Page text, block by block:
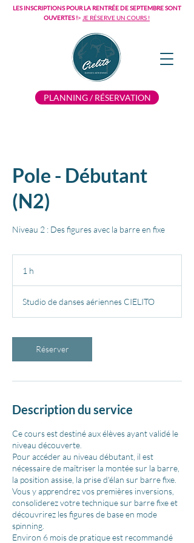
PLANNING / RÉSERVATION
LES INSCRIPTIONS POUR LA RENTRÉE DE SEPTEMBRE SONT
OUVERTES !> JE RÉSERVE UN COURS !
Pole - Débutant
(N2)
Niveau 2 : Des figures avec la barre en fixe
1 h
Studio de danses aériennes CIELITO
Réserver
Description du service
Ce cours est destiné aux élèves ayant validé le
niveau découverte.
Pour accéder au niveau débutant, il est
nécessaire de maîtriser la montée sur la barre,
la position assise, la prise d'élan sur barre fixe.
Vous y apprendrez vos premières inversions,
consoliderez votre technique sur barre fixe et
découvrirez les figures de base en mode
spinning.
Environ 6 mois de pratique est recommandé